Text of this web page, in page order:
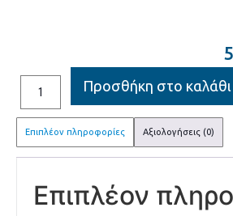
Προσθήκη στο καλάθι
Επιπλέον πληροφορίες Αξιολογήσεις (0)
Επιπλέον